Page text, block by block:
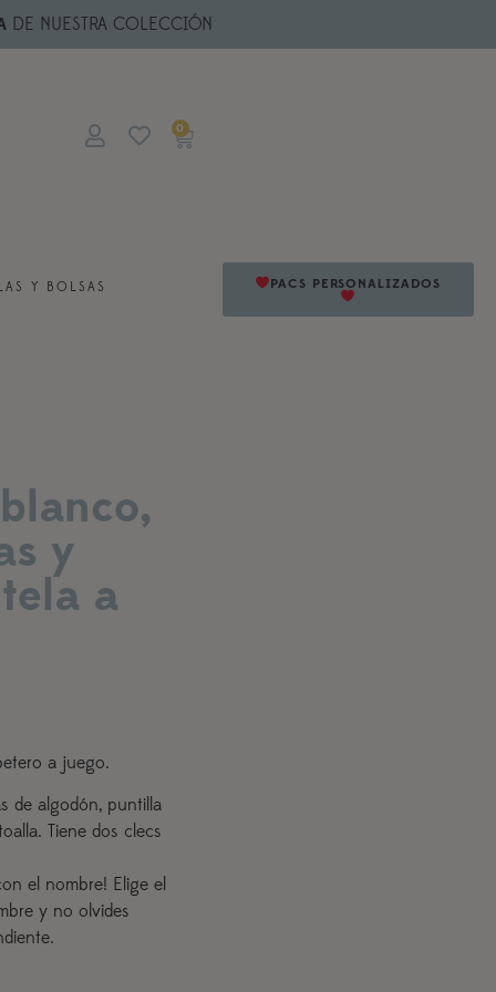
DE NUESTRA COLECCIÓN
0
Y BOLSAS PACS PERSONALIZADOS
y
a
a juego.
de algodón, puntilla
Tiene dos clecs
el nombre! Elige el
y no olvides